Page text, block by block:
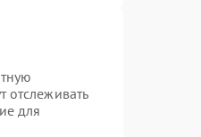
отслеживать
для